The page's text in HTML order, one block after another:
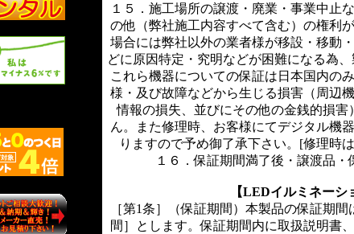
１５．施工場所の譲渡・廃業・事業中止
の他（弊社施工内容すべて含む）の権利
場合には弊社以外の業者様が移設・移動
どに原因特定・究明などが困難になる為
これら機器についての保証は日本国内の
様・及び故障などから生じる損害（周辺
情報の損失、並びにその他の金銭的損
ん。また修理時、お客様にてデジタル機
りますので予め御了承下さい。[修理時
１６．保証期間満了後・譲渡品
【LEDイルミネーシ
［第1条］（保証期間）本製品の保証期
間］とします。保証期間内に取扱説明書